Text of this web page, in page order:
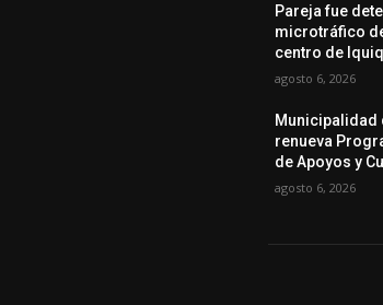
Pareja fue
microtráfico
centro de
agosto 6, 2026
Municipalidad
renueva
de Apoyos y
agosto 6, 2026